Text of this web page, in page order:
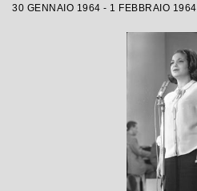
30 GENNAIO 1964 - 1 FEBBRAIO 1964